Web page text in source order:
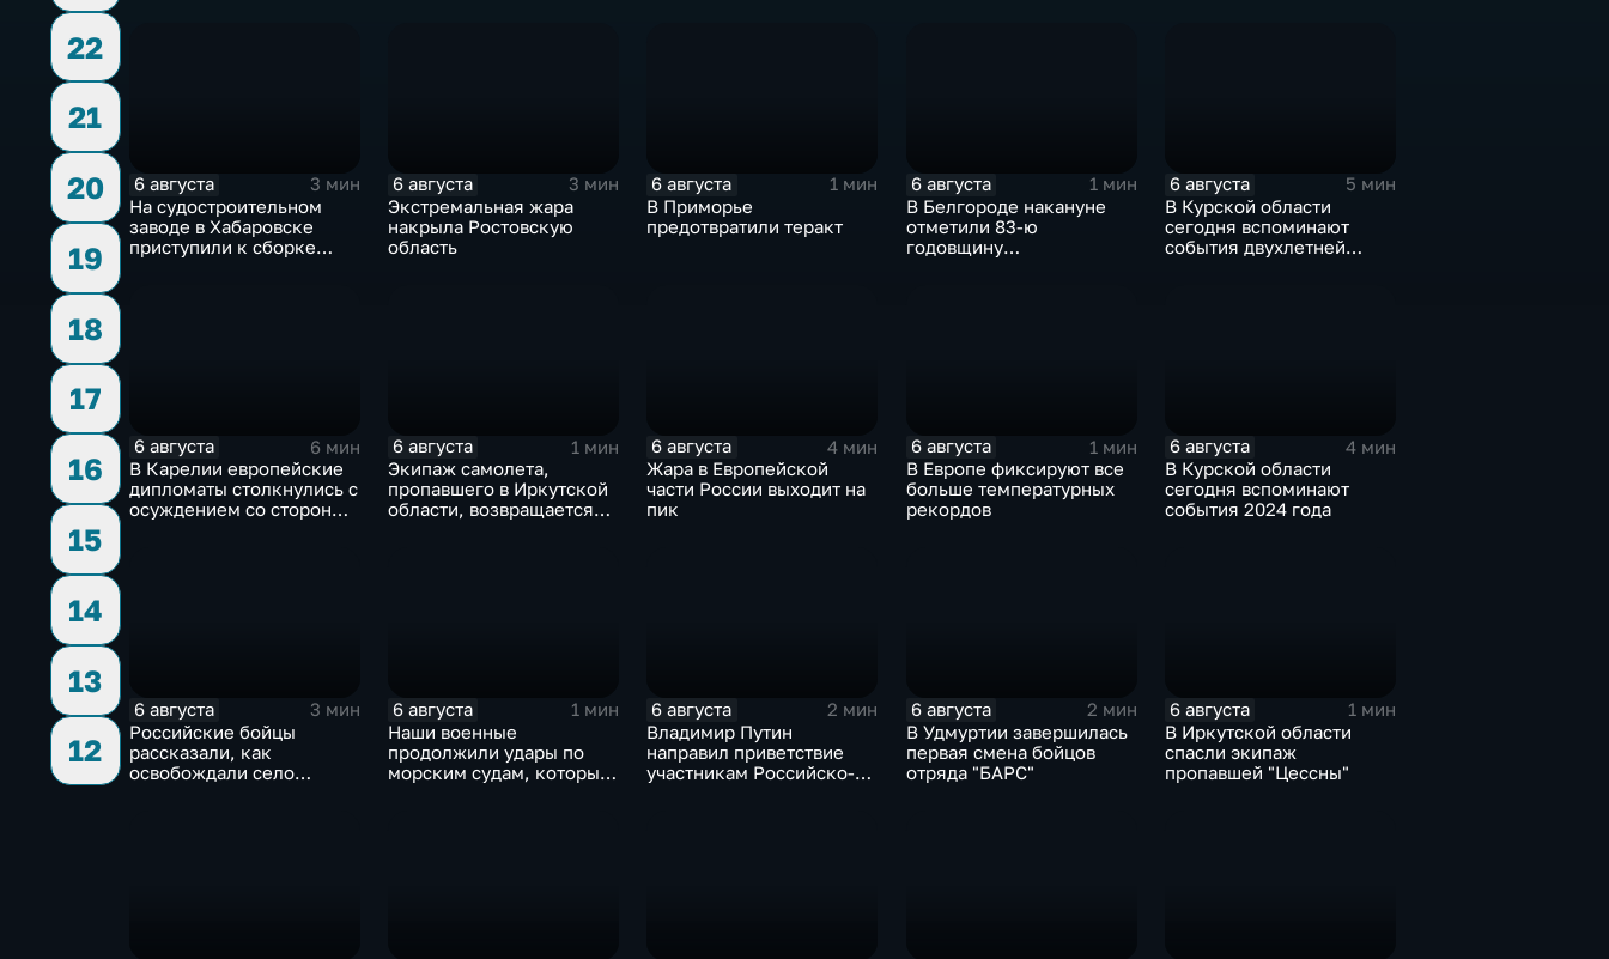
22
21
20
19
18
17
16
15
14
13
12
6 августа
3 мин
На судостроительном
заводе в Хабаровске
приступили к сборке
6 августа
3 мин
Экстремальная жара
накрыла Ростовскую
область
6 августа
1 мин
В Приморье
предотвратили теракт
6 августа
1 мин
В Белгороде накануне
отметили 83-ю
годовщину
6 августа
5 мин
В Курской области
сегодня вспоминают
события двухлетней
6 августа
6 мин
В Карелии европейские
дипломаты столкнулись с
осуждением со стороны
6 августа
1 мин
Экипаж самолета,
пропавшего в Иркутской
области, возвращается
6 августа
4 мин
Жара в Европейской
части России выходит на
пик
6 августа
1 мин
В Европе фиксируют все
больше температурных
рекордов
6 августа
4 мин
В Курской области
сегодня вспоминают
события 2024 года
6 августа
3 мин
Российские бойцы
рассказали, как
освобождали село
6 августа
1 мин
Наши военные
продолжили удары по
морским судам, которые
6 августа
2 мин
Владимир Путин
направил приветствие
участникам Российско-
6 августа
2 мин
В Удмуртии завершилась
первая смена бойцов
отряда "БАРС"
6 августа
1 мин
В Иркутской области
спасли экипаж
пропавшей "Цессны"